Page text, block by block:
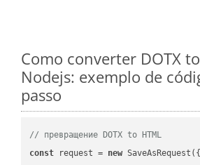
Como converter DOTX
Nodejs: exemplo de
passo
// превращение DOTX to HTML
const request = new SaveAsRequest({